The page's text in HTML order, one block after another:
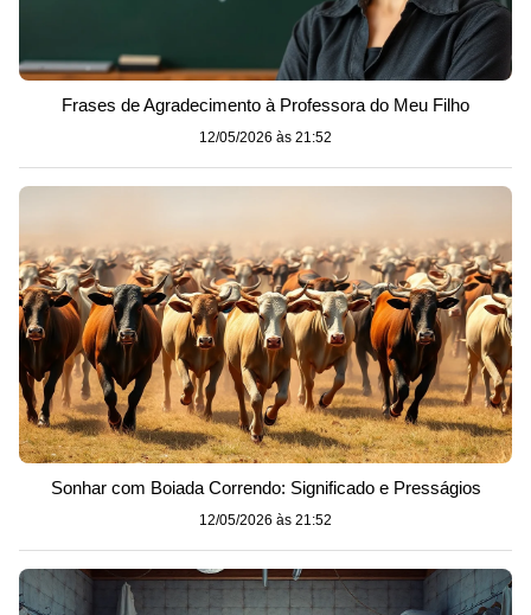
Frases de Agradecimento à Professora do Meu Filho
12/05/2026 às 21:52
Sonhar com Boiada Correndo: Significado e Presságios
12/05/2026 às 21:52